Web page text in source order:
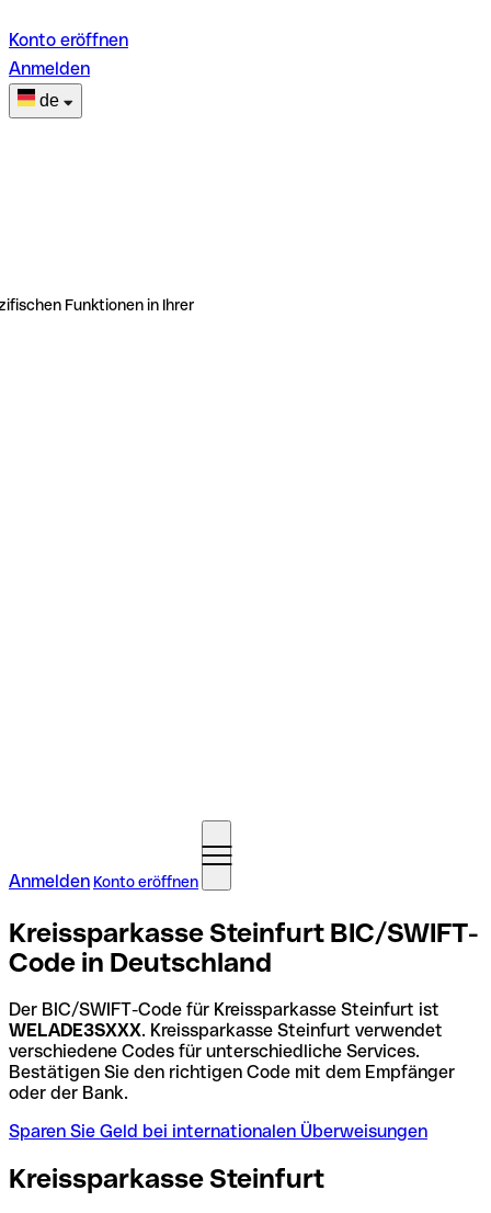
Konto eröffnen
Anmelden
de
Funktionen in Ihrer
Anmelden Konto eröffnen
Kreissparkasse Steinfurt BIC/SWIFT-
Code in Deutschland
Der BIC/SWIFT-Code für Kreissparkasse Steinfurt ist
WELADE3SXXX. Kreissparkasse Steinfurt verwendet
verschiedene Codes für unterschiedliche Services.
Bestätigen Sie den richtigen Code mit dem Empfänger
oder der Bank.
Sparen Sie Geld bei internationalen Überweisungen
Kreissparkasse Steinfurt